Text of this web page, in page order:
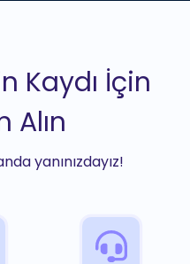
Kaydı İçin
Alın
yanınızdayız!